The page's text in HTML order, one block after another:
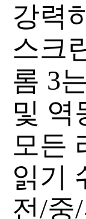
강력
스크
롬 3
및 역
모든
읽기
전/중